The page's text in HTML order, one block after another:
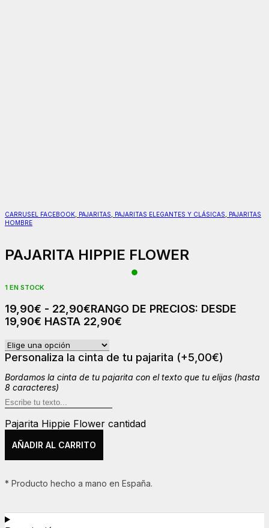
CARRUSEL FACEBOOK PAJARITAS PAJARITAS ELEGANTES Y CLÁSICAS
PAJARITAS
HOMBRE
PAJARITA HIPPIE FLOWER
1 EN STOCK
19,90€ - 22,90€RANGO DE PRECIOS: DESDE
19,90€ HASTA 22,90€
Personaliza la cinta de tu pajarita (+5,00€)
Bordamos la cinta de tu pajarita con el texto que tu elijas (hasta
8 caracteres)
Pajarita Hippie Flower cantidad
AÑADIR AL CARRITO
* Producto hecho a mano en España.